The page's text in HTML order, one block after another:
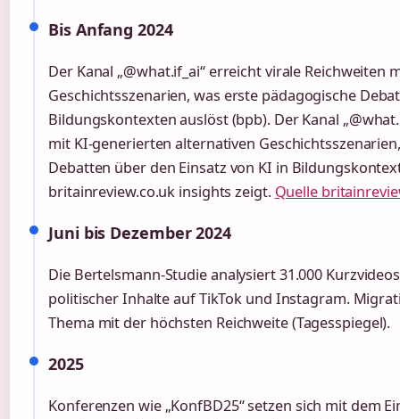
Bis Anfang 2024
Der Kanal „@what.if_ai“ erreicht virale
Geschichtsszenarien, was erste pädagogische
Bildungskontexten auslöst (bpb). Der Kanal
mit KI-generierten alternativen
Debatten über den Einsatz von KI in
britainreview.co.uk insights zeigt. Quelle
Juni bis Dezember 2024
Die Bertelsmann-Studie analysiert 31.000
politischer Inhalte auf TikTok und Instagram.
Thema mit der höchsten Reichweite (Tagesspiegel).
2025
Konferenzen wie „KonfBD25“ setzen sich mit dem